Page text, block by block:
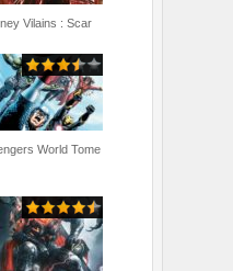
Vilains : Scar
World Tome